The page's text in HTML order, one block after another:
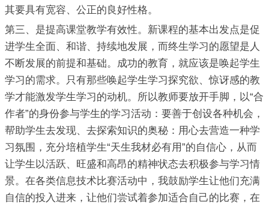
其要具有宽容、公正的良好性格。
第三、是提高课堂教学有效性。新课程的基本出发点是促
进学生全面、和谐、持续地发展，而终生学习的愿望是人
不断发展的前提和基础。成功的教育，就应该是唤起学生
学习的需求。只有那些唤起学生学习探究欲、惊讶感的教
学才能激发学生学习的动机。所以教师要放开手脚，以“合
作者”的身份参与学生的学习活动：要善于创设各种机会，
帮助学生去发现、去探索知识的奥秘：用心去营造一种学
习氛围，充分培植学生“天生我材必有用”的自信心，从而
让学生以活跃、旺盛和高昂的精神状态去积极参与学习情
景。在各类信息技术比赛活动中，我鼓励学生让他们充满
自信的投入进来，让他们尝试着参加适合自己的比赛，在